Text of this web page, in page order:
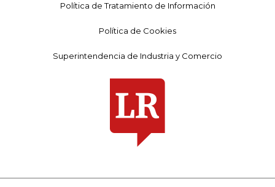
Política de Tratamiento de Información
Política de Cookies
Superintendencia de Industria y Comercio